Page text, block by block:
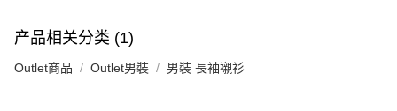
产品相关分类 (1)
Outlet商品 Outlet男裝 男裝 長袖襯衫